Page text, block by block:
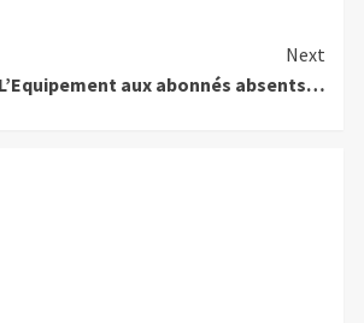
Next
L’Equipement aux abonnés absents…